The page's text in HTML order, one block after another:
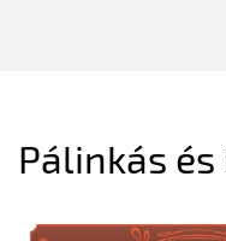
Pálinkás